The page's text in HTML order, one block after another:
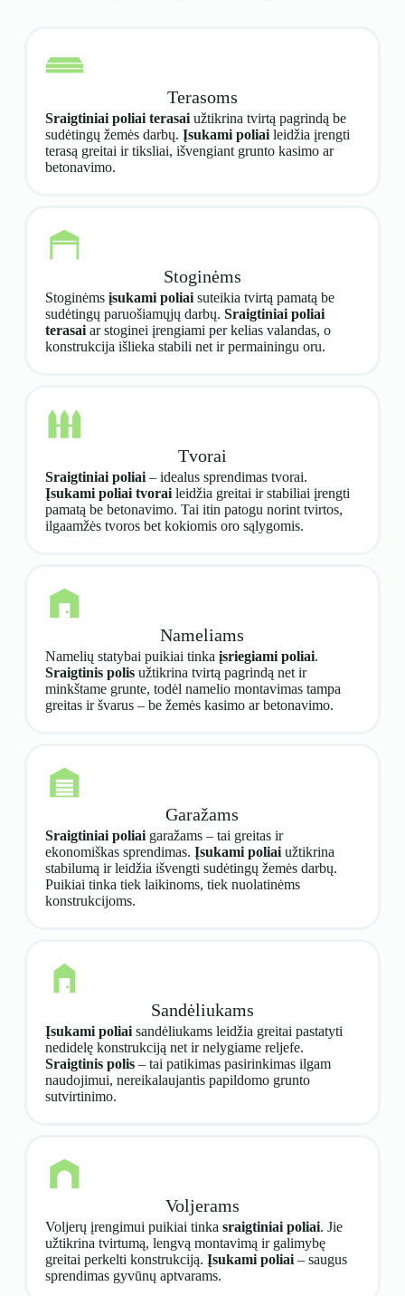
Terasoms
Sraigtiniai poliai terasaiužtikrina tvirtą pagrindą be
sudėtingų žemės darbų. Įsukami poliaileidžia įrengti
terasą greitai ir tiksliai, išvengiant grunto kasimo ar
betonavimo.
Stoginėms
Stoginėms įsukami poliaisuteikia tvirtą pamatą be
sudėtingų paruošiamųjų darbų. Sraigtiniai poliai
terasaiar stoginei įrengiami per kelias valandas, o
konstrukcija išlieka stabili net ir permainingu oru.
Tvorai
Sraigtiniai poliai– idealus sprendimas tvorai.
Įsukami poliai tvoraileidžia greitai ir stabiliai įrengti
pamatą be betonavimo. Tai itin patogu norint tvirtos,
ilgaamžės tvoros bet kokiomis oro sąlygomis.
Nameliams
Namelių statybai puikiai tinka įsriegiami poliai.
Sraigtinis polisužtikrina tvirtą pagrindą net ir
minkštame grunte, todėl namelio montavimas tampa
greitas ir švarus – be žemės kasimo ar betonavimo.
Garažams
Sraigtiniai poliaigaražams – tai greitas ir
ekonomiškas sprendimas. Įsukami poliaiužtikrina
stabilumą ir leidžia išvengti sudėtingų žemės darbų.
Puikiai tinka tiek laikinoms, tiek nuolatinėms
konstrukcijoms.
Sandėliukams
Įsukami poliaisandėliukams leidžia greitai pastatyti
nedidelę konstrukciją net ir nelygiame reljefe.
Sraigtinis polis– tai patikimas pasirinkimas ilgam
naudojimui, nereikalaujantis papildomo grunto
sutvirtinimo.
Voljerams
Voljerų įrengimui puikiai tinka sraigtiniai poliai. Jie
užtikrina tvirtumą, lengvą montavimą ir galimybę
greitai perkelti konstrukciją. Įsukami poliai– saugus
sprendimas gyvūnų aptvarams.